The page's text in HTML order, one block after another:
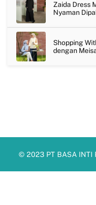
Zaida Dress
Nyaman
Shopping
dengan
© 2023 PT BASA INTI